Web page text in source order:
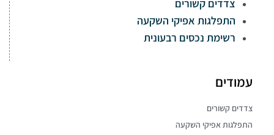
צדדים קשורים
התפלגות אפיקי השקעה
רשימת נכסים רבעונית
עמודים
צדדים קשורים
התפלגות אפיקי השקעה